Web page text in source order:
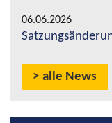
06.06.2026
alle News